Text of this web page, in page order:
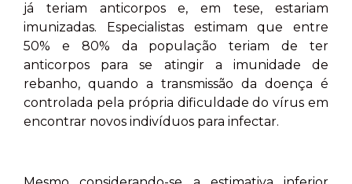
já teriam anticorpos e, em tese, estariam
imunizadas. Especialistas estimam que entre
50% e 80% da população teriam de ter
anticorpos para se atingir a imunidade de
rebanho, quando a transmissão da doença é
controlada pela própria dificuldade do vírus em
encontrar novos indivíduos para infectar.